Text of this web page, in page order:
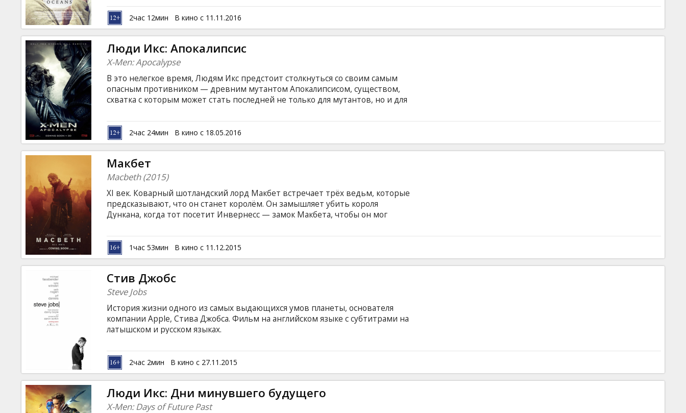
удочерить. Но вот проходят годы, и во время одного из визитов на материк
Том и Изабель встречают незнакомку - и эта встреча грозит разрушить их
хрупкое семейное счастье... Фильм на английском языке с субтитрами на
латышском и русском языках.
2час 12мин В кино с 11.11.2016
Люди Икс: Апокалипсис
X-Men: Apocalypse
В это нелегкое время, Людям Икс предстоит столкнуться со своим самым
опасным противником — древним мутантом Апокалипсисом, существом,
схватка с которым может стать последней не только для мутантов, но и для
бессмертным монстром, Людям Икс предстоит узнать больше о
происхождении своего вида. Но Апокалипсис неимоверно силен и
вероятность победы все уменьшается, ведь он твердо убежден, что только
сильнейшие имеют право на выживание… Фильм на английском языке с
субтитрами на латышском и русском языках.
2час 24мин В кино с 18.05.2016
Макбет
Macbeth (2015)
XI век. Коварный шотландский лорд Макбет встречает трёх ведьм, которые
предсказывают, что он станет королём. Он замышляет убить короля
Дункана, когда тот посетит Инвернесс — замок Макбета, чтобы он мог
русском языках.
1час 53мин В кино с 11.12.2015
Стив Джобс
Steve Jobs
История жизни одного из самых выдающихся умов планеты, основателя
компании Apple, Стива Джобса. Фильм на английском языке с субтитрами на
латышском и русском языках.
2час 2мин В кино с 27.11.2015
Люди Икс: Дни минувшего будущего
X-Men: Days of Future Past